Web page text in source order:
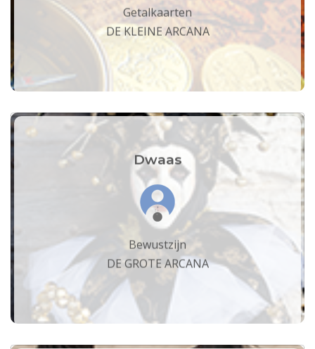
Getalkaarten
DE KLEINE ARCANA
Dwaas
Bewustzijn
DE GROTE ARCANA